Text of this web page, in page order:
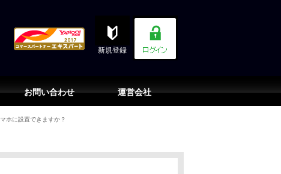
新規登録
お問い合わせ 運営会社
ホに設置できますか？